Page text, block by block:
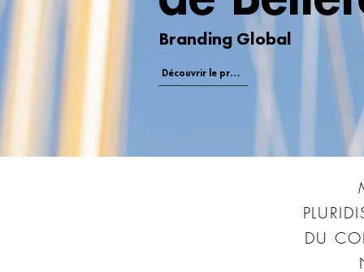
Branding Global
Découvrir le projet
DU